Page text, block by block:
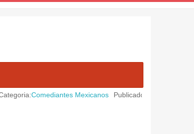
Comediantes Mexicanos Publicado en:August 09, 2026